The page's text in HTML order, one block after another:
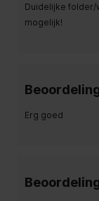
Duidelijke folder/
mogelijk!
Erg goed